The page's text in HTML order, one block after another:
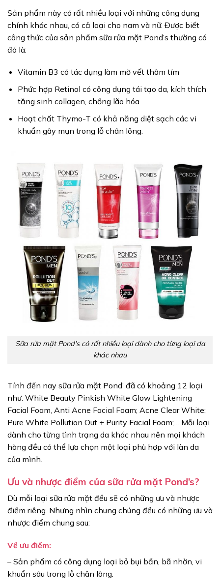
Sản phẩm này có rất nhiều loại với những công dụng
chính khác nhau, có cả loại cho nam và nữ. Được biết
công thức của sản phẩm sữa rửa mặt Pond’s thường có
đó là:
Vitamin B3 có tác dụng làm mờ vết thâm tím
Phức hợp Retinol có công dụng tái tạo da, kích thích
tăng sinh collagen, chống lão hóa
Hoạt chất Thymo-T có khả năng diệt sạch các vi
khuẩn gây mụn trong lỗ chân lông.
Sữa rửa mặt Pond’s có rất nhiều loại dành cho từng loại da
khác nhau
Tính đến nay sữa rửa mặt Pond’ đã có khoảng 12 loại
như: White Beauty Pinkish White Glow Lightening
Facial Foam, Anti Acne Facial Foam; Acne Clear White;
Pure White Pollution Out + Purity Facial Foam;… Mỗi loại
dành cho từng tình trạng da khác nhau nên mọi khách
hàng đều có thể lựa chọn một loại phù hợp với làn da
của mình.
Ưu và nhược điểm của sữa rửa mặt Pond’s?
Dù mỗi loại sữa rửa mặt đều sẽ có những ưu và nhược
điểm riêng. Nhưng nhìn chung chúng đều có những ưu và
nhược điểm chung sau:
Về ưu điểm:
– Sản phẩm có công dụng loại bỏ bụi bẩn, bã nhờn, vi
khuẩn sâu trong lỗ chân lông.